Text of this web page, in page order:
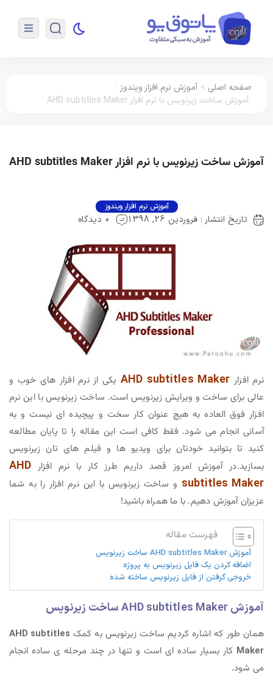
صفحه اصلی > آموزش نرم افزار ویندوز :
آموزش ساخت زیرنویس با نرم افزار AHD subtitles Maker
آموزش ساخت زیرنویس با نرم افزار AHD subtitles Maker
آموزش نرم افزار ویندوز
تاریخ انتشار : فروردین 26, 1398 0 دیدگاه
نرم افزار AHD subtitles Makerیکی از نرم افزار های خوب و
عالی برای ساخت و ویرایش زیرنویس است. ساخت زیرنویس با این نرم
افزار فوق العاده به هیچ عنوان کار سخت و پیچیده ای نیست و به
آسانی انجام می شود. فقط کافی است این مقاله را تا پایان مطالعه
کنید تا بتوانید خودتان برای ویدیو ها و فیلم های تان زیرنویس
بسازید.در آموزش امروز قصد داریم طرز کار با نرم افزار AHD
subtitles Maker و ساخت زیرنویس با این نرم افزار را به شما
عزیزان آموزش دهیم. با ما همراه باشید!
فهرست مقاله
آموزش AHD subtitles Maker ساخت زیرنویس
اضافه کردن یک فایل زیرنویس به پروژه
خروجی گرفتن از فایل زیرنویس ساخته شده
آموزش AHD subtitles Maker ساخت زیرنویس
همان طور که اشاره کردیم ساخت زیرنویس به کمک AHD subtitles
Maker کار بسیار ساده ای است و تنها در چند مرحله ی ساده انجام
می شود.